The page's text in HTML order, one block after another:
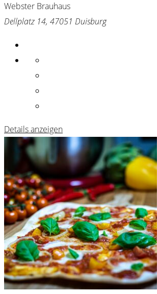
Webster Brauhaus
Dellplatz 14, 47051 Duisburg
Details anzeigen